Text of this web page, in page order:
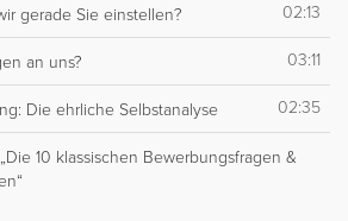
gerade Sie einstellen? 02:13
an uns? 03:11
Die ehrliche Selbstanalyse 02:35
10 klassischen Bewerbungsfragen &